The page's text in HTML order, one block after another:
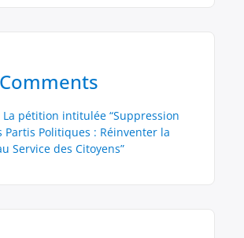
La pétition intitulée “Suppression
Partis Politiques : Réinventer la
Service des Citoyens”